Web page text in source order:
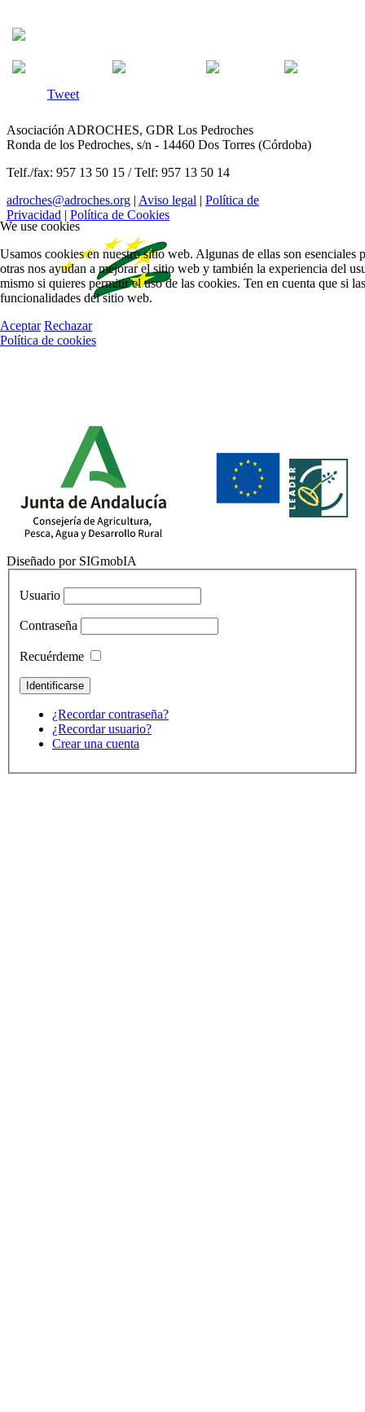
Tweet
Asociación ADROCHES, GDR Los Pedroches
Ronda de los Pedroches, s/n - 14460 Dos Torres (Córdoba)
Telf./fax: 957 13 50 15 / Telf: 957 13 50 14
adroches@adroches.org | Aviso legal | Política de
Privacidad | Política de Cookies
Diseñado por SIGmobIA
Usuario
Contraseña
Recuérdeme
¿Recordar contraseña?
¿Recordar usuario?
Crear una cuenta
We use cookies
Usamos cookies en nuestro sitio web. Algunas de ellas son
otras nos ayudan a mejorar el sitio web y también la experiencia del
mismo si quieres permitir el uso de las cookies. Ten en cuenta que si
funcionalidades del sitio web.
Aceptar Rechazar
Política de cookies